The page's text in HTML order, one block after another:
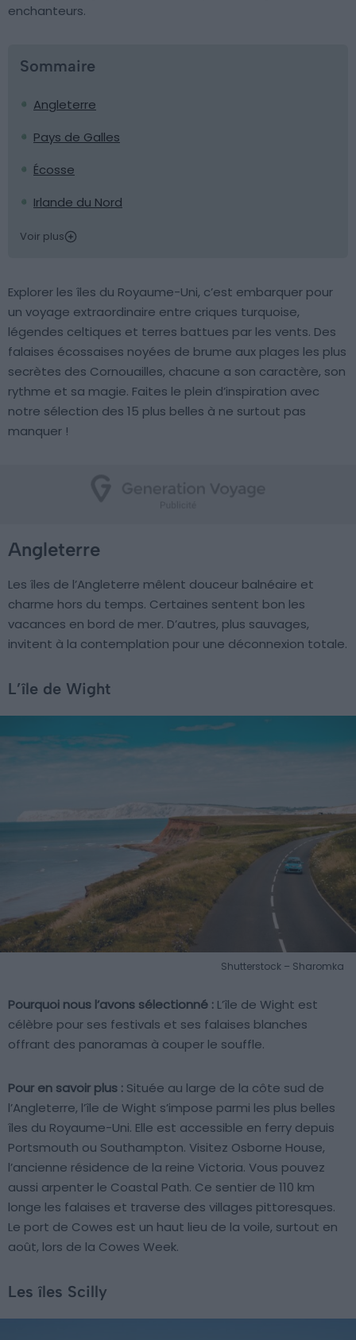
enchanteurs.
Sommaire
Angleterre
Pays de Galles
Écosse
Irlande du Nord
Voir plus
Explorer les îles du Royaume-Uni, c’est embarquer pour
un voyage extraordinaire entre criques turquoise,
légendes celtiques et terres battues par les vents. Des
falaises écossaises noyées de brume aux plages les plus
secrètes des Cornouailles, chacune a son caractère, son
rythme et sa magie. Faites le plein d’inspiration avec
notre sélection des 15 plus belles à ne surtout pas
manquer !
Angleterre
Les îles de l’Angleterre mêlent douceur balnéaire et
charme hors du temps. Certaines sentent bon les
vacances en bord de mer. D’autres, plus sauvages,
invitent à la contemplation pour une déconnexion totale.
L’île de Wight
Shutterstock – Sharomka
Pourquoi nous l’avons sélectionné : L’île de Wight est
célèbre pour ses festivals et ses falaises blanches
offrant des panoramas à couper le souffle.
Pour en savoir plus : Située au large de la côte sud de
l’Angleterre, l’île de Wight s’impose parmi les plus belles
îles du Royaume-Uni. Elle est accessible en ferry depuis
Portsmouth ou Southampton. Visitez Osborne House,
l’ancienne résidence de la reine Victoria. Vous pouvez
aussi arpenter le Coastal Path. Ce sentier de 110 km
longe les falaises et traverse des villages pittoresques.
Le port de Cowes est un haut lieu de la voile, surtout en
août, lors de la Cowes Week.
Les îles Scilly